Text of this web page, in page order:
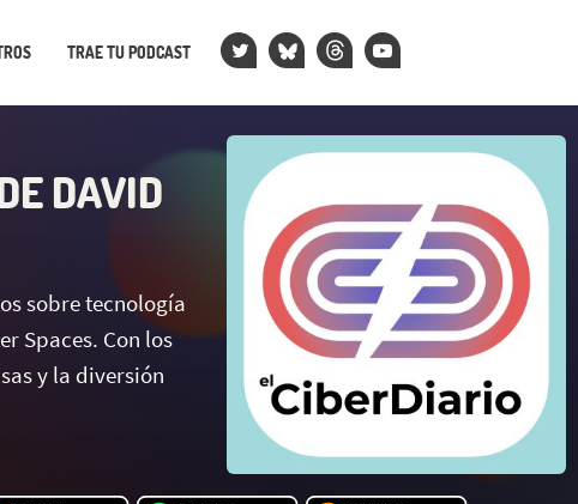
TRAE TU PODCAST
DAVID
sobre tecnología
Spaces. Con los
y la diversión